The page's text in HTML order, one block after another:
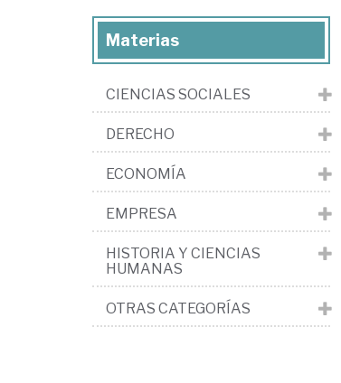
Materias
CIENCIAS SOCIALES
DERECHO
ECONOMÍA
EMPRESA
HISTORIA Y CIENCIAS
HUMANAS
OTRAS CATEGORÍAS